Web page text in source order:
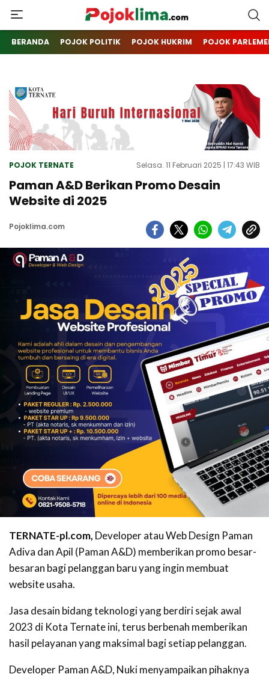
pojoklima.com
Mojokin
BERANDA POJOK POLITIK POJOK HUKRIM POJOK
POJOK TERNATE Selasa. 11 Februari 2025 | 17:43 WIB
Paman A&D Berikan Promo Desain
Website di 2025
Pojoklima.com
TERNATE-pl.com, Developer atau Web Design Paman
Adiva dan Apil (Paman A&D) memberikan promo besar-
besaran bagi pelanggan baru yang ingin membuat
website usaha.
Jasa desain bidang teknologi yang berdiri sejak awal
2023 di Kota Ternate ini, terus berbenah memberikan
hasil pelayanan yang maksimal bagi setiap pelanggan.
Developer Paman A&D, Nuki menyampaikan pihaknya